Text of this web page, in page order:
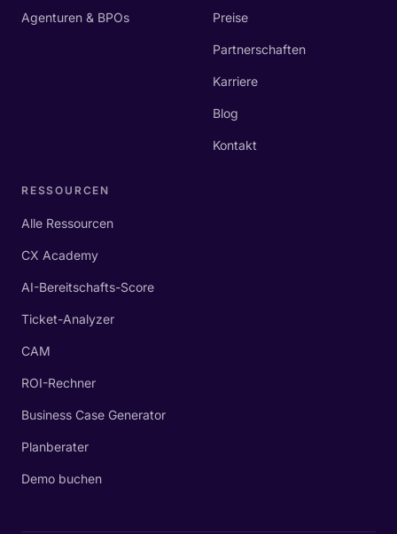
Agenturen & BPOs Preise
Partnerschaften
Karriere
Blog
Kontakt
RESSOURCEN
Alle Ressourcen
CX Academy
AI-Bereitschafts-Score
Ticket-Analyzer
CAM
ROI-Rechner
Business Case Generator
Planberater
Demo buchen